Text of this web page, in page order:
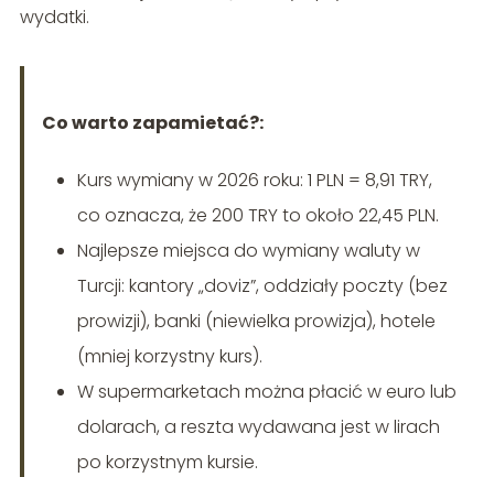
wydatki.
Co warto zapamietać?:
Kurs wymiany w 2026 roku: 1 PLN = 8,91 TRY,
co oznacza, że 200 TRY to około 22,45 PLN.
Najlepsze miejsca do wymiany waluty w
Turcji: kantory „doviz”, oddziały poczty (bez
prowizji), banki (niewielka prowizja), hotele
(mniej korzystny kurs).
W supermarketach można płacić w euro lub
dolarach, a reszta wydawana jest w lirach
po korzystnym kursie.